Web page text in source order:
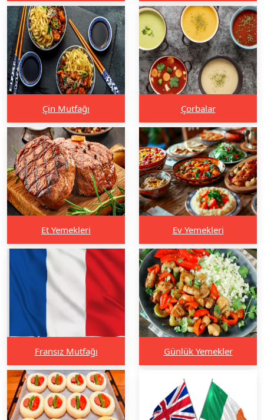
Çin Mutfağı Çorbalar
Et Yemekleri Ev Yemekleri
Fransız Mutfağı Günlük Yemekler